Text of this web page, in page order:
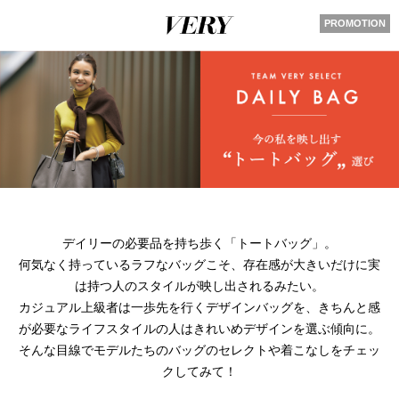
PROMOTION
デイリーの必要品を持ち歩く「トートバッグ」。
何気なく持っているラフなバッグこそ、存在感が大きいだけに実
は持つ人のスタイルが映し出されるみたい。
カジュアル上級者は一歩先を行くデザインバッグを、きちんと感
が必要なライフスタイルの人はきれいめデザインを選ぶ傾向に。
そんな目線でモデルたちのバッグのセレクトや着こなしをチェッ
クしてみて！